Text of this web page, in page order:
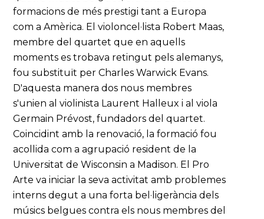
formacions de més prestigi tant a Europa
com a Amèrica. El violoncel·lista Robert Maas,
membre del quartet que en aquells
moments es trobava retingut pels alemanys,
fou substituït per Charles Warwick Evans.
D'aquesta manera dos nous membres
s'unien al violinista Laurent Halleux i al viola
Germain Prévost, fundadors del quartet.
Coincidint amb la renovació, la formació fou
acollida com a agrupació resident de la
Universitat de Wisconsin a Madison. El Pro
Arte va iniciar la seva activitat amb problemes
interns degut a una forta bel·ligerància dels
músics belgues contra els nous membres del